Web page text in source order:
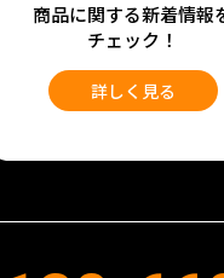
商品に関する新着情報
チェック！
詳しく見る